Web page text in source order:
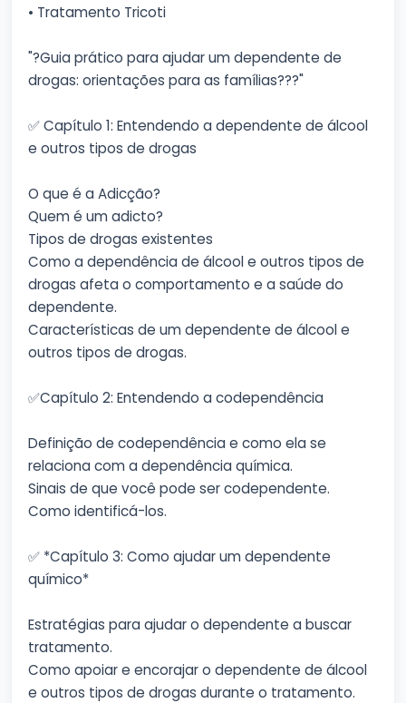
• Tratamento Tricoti
"?Guia prático para ajudar um dependente de
drogas: orientações para as famílias?‍?‍?"
✅ Capítulo 1: Entendendo a dependente de álcool
e outros tipos de drogas
O que é a Adicção?
Quem é um adicto?
Tipos de drogas existentes
Como a dependência de álcool e outros tipos de
drogas afeta o comportamento e a saúde do
dependente.
Características de um dependente de álcool e
outros tipos de drogas.
✅Capítulo 2: Entendendo a codependência
Definição de codependência e como ela se
relaciona com a dependência química.
Sinais de que você pode ser codependente.
Como identificá-los.
✅ *Capítulo 3: Como ajudar um dependente
químico*
Estratégias para ajudar o dependente a buscar
tratamento.
Como apoiar e encorajar o dependente de álcool
e outros tipos de drogas durante o tratamento.